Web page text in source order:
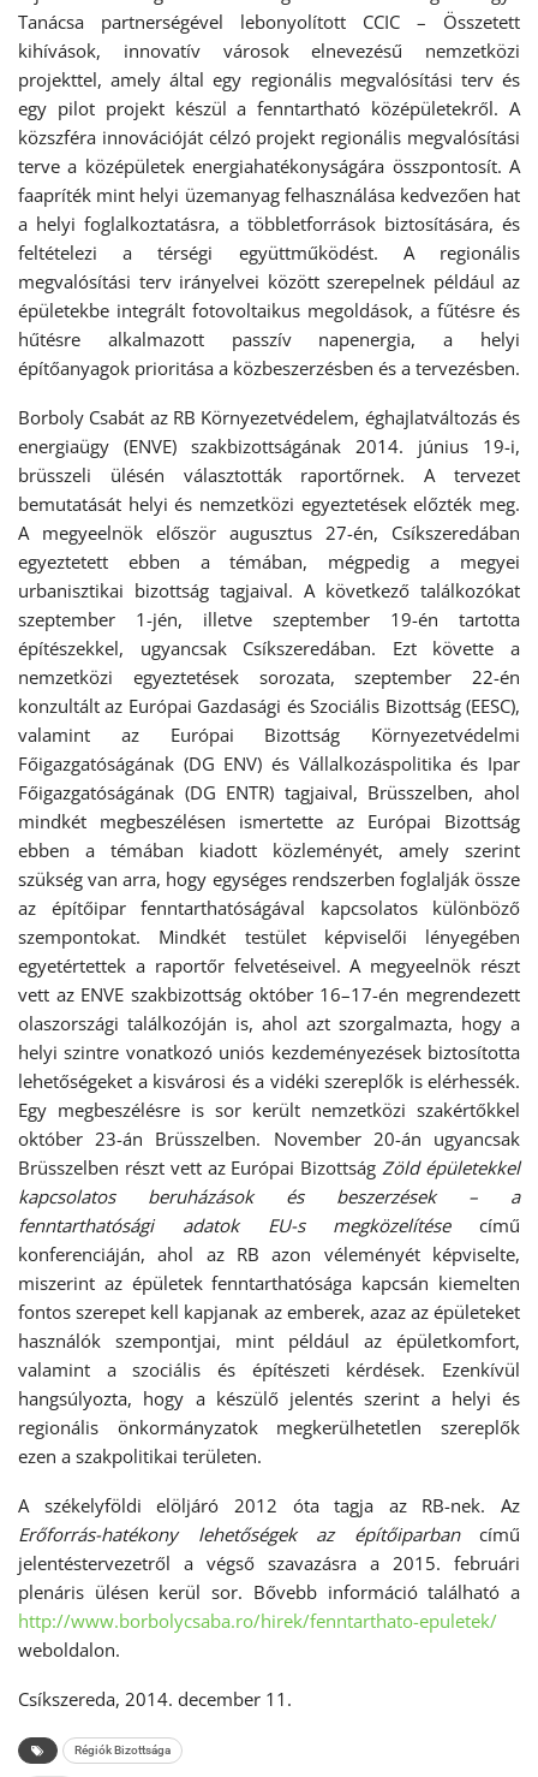
Tanácsa partnerségével lebonyolított CCIC – Összetett
kihívások, innovatív városok elnevezésű nemzetközi
projekttel, amely által egy regionális megvalósítási terv és
egy pilot projekt készül a fenntartható középületekről. A
közszféra innovációját célzó projekt regionális megvalósítási
terve a középületek energiahatékonyságára összpontosít. A
faapríték mint helyi üzemanyag felhasználása kedvezően hat
a helyi foglalkoztatásra, a többletforrások biztosítására, és
feltételezi a térségi együttműködést. A regionális
megvalósítási terv irányelvei között szerepelnek például az
épületekbe integrált fotovoltaikus megoldások, a fűtésre és
hűtésre alkalmazott passzív napenergia, a helyi
építőanyagok prioritása a közbeszerzésben és a tervezésben.
Borboly Csabát az RB Környezetvédelem, éghajlatváltozás és
energiaügy (ENVE) szakbizottságának 2014. június 19-i,
brüsszeli ülésén választották raportőrnek. A tervezet
bemutatását helyi és nemzetközi egyeztetések előzték meg.
A megyeelnök először augusztus 27-én, Csíkszeredában
egyeztetett ebben a témában, mégpedig a megyei
urbanisztikai bizottság tagjaival. A következő találkozókat
szeptember 1-jén, illetve szeptember 19-én tartotta
építészekkel, ugyancsak Csíkszeredában. Ezt követte a
nemzetközi egyeztetések sorozata, szeptember 22-én
konzultált az Európai Gazdasági és Szociális Bizottság (EESC),
valamint az Európai Bizottság Környezetvédelmi
Főigazgatóságának (DG ENV) és Vállalkozáspolitika és Ipar
Főigazgatóságának (DG ENTR) tagjaival, Brüsszelben, ahol
mindkét megbeszélésen ismertette az Európai Bizottság
ebben a témában kiadott közleményét, amely szerint
szükség van arra, hogy egységes rendszerben foglalják össze
az építőipar fenntarthatóságával kapcsolatos különböző
szempontokat. Mindkét testület képviselői lényegében
egyetértettek a raportőr felvetéseivel. A megyeelnök részt
vett az ENVE szakbizottság október 16–17-én megrendezett
olaszországi találkozóján is, ahol azt szorgalmazta, hogy a
helyi szintre vonatkozó uniós kezdeményezések biztosította
lehetőségeket a kisvárosi és a vidéki szereplők is elérhessék.
Egy megbeszélésre is sor került nemzetközi szakértőkkel
október 23-án Brüsszelben. November 20-án ugyancsak
Brüsszelben részt vett az Európai BizottságZöld épületekkel
kapcsolatos beruházások és beszerzések – a
fenntarthatósági adatok EU-s megközelítésecímű
konferenciáján, ahol az RB azon véleményét képviselte,
miszerint az épületek fenntarthatósága kapcsán kiemelten
fontos szerepet kell kapjanak az emberek, azaz az épületeket
használók szempontjai, mint például az épületkomfort,
valamint a szociális és építészeti kérdések. Ezenkívül
hangsúlyozta, hogy a készülő jelentés szerint a helyi és
regionális önkormányzatok megkerülhetetlen szereplők
ezen a szakpolitikai területen.
A székelyföldi elöljáró 2012 óta tagja az RB-nek. Az
Erőforrás-hatékony lehetőségek az építőiparbancímű
jelentéstervezetről a végső szavazásra a 2015. februári
plenáris ülésen kerül sor. Bővebb információ található a
http://www.borbolycsaba.ro/hirek/fenntarthato-epuletek/
weboldalon.
Csíkszereda, 2014. december 11.
Régiók Bizottsága